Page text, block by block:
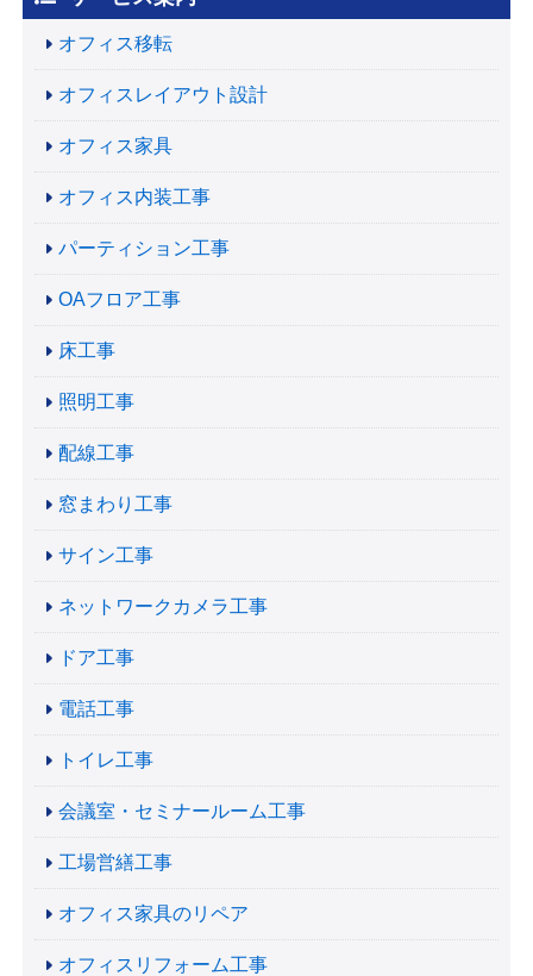
オフィス移転
オフィスレイアウト設計
オフィス家具
オフィス内装工事
パーティション工事
OAフロア工事
床工事
照明工事
配線工事
窓まわり工事
サイン工事
ネットワークカメラ工事
ドア工事
電話工事
トイレ工事
会議室・セミナールーム工事
工場営繕工事
オフィス家具のリペア
オフィスリフォーム工事